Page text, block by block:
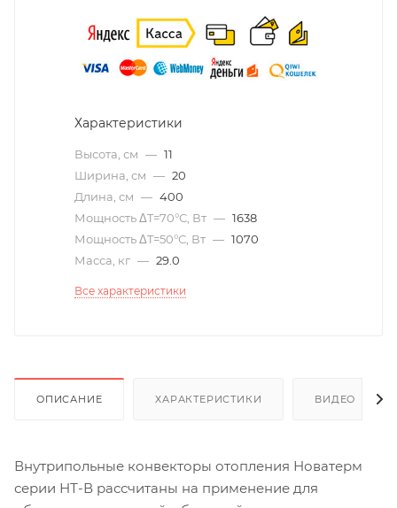
Характеристики
Высота, см — 11
Ширина, см — 20
Длина, см — 400
Мощность ΔT=70°С, Вт — 1638
Мощность ΔT=50°С, Вт — 1070
Масса, кг — 29.0
Все характеристики
ОПИСАНИЕ ХАРАКТЕРИСТИКИ ВИДЕО (6)
Внутрипольные конвекторы отопления Новатерм
серии НТ-В рассчитаны на применение для